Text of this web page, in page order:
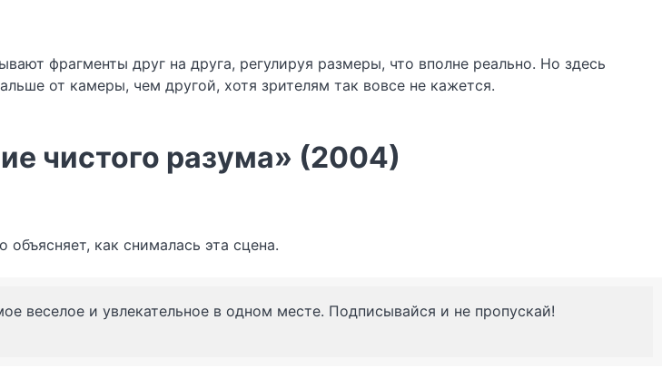
фрагменты друг на друга, регулируя размеры, что вполне реально. Но здесь
от камеры, чем другой, хотя зрителям так вовсе не кажется.
чистого разума» (2004)
как снималась эта сцена.
веселое и увлекательное в одном месте. Подписывайся и не пропускай!